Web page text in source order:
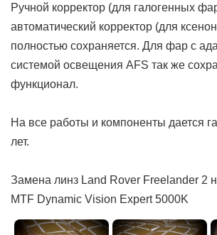
Ручной корректор (для галогенных
автоматический корректор (для
полностью сохраняется. Для фар с
системой освещения AFS так же
функционал.
На все работы и компоненты дается
лет.
Замена линз Land Rover Freelander 2
MTF Dynamic Vision Expert 5000K